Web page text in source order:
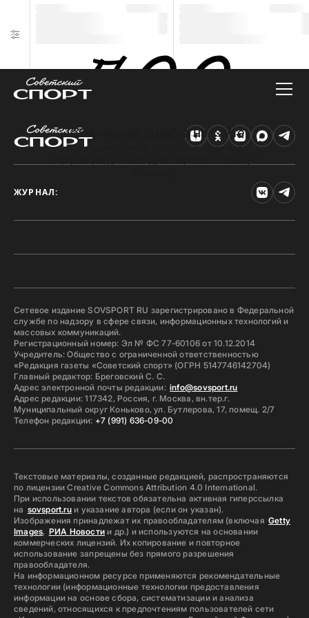
Техническая ошибка на сайте
Произошла ошибка. Чтобы найти нужную
ЖУРНАЛ:
Сетевое издание SOVSPORT RU зарегистрировано в Федеральной
службе по надзору в сфере связи, информационных технологий и
массовых коммуникаций.
Регистрационный номер: Эл № ФС 77-60106 от 10.12.2014
Учредитель: Общество с ограниченной ответственностью
«Редакция газеты «Советский спорт» (ОГРН 5147746142704)
Главный редактор: Бреговский С. С.
Адрес электронной почты редакции: info@sovsport.ru
Адрес редакции: 117342, Россия, г. Москва, вн.тер.г.
Муниципальный округ Коньково, ул. Бутлерова, 17, помещ. 2/7
Телефон редакции: +7 (991) 636-09-00
Текстовые материалы, созданные редакцией, распространяются
по лицензии Creative Commons Attribution 4.0 International.
При использовании текстов обязательна активная гиперссылка
на sovsport.ruи указание автора (если он указан).
Изображения принадлежат их правообладателям (включая Getty
Images, РИА Новостии др.) и используются на основании
коммерческих лицензий. Их копирование и повторное
использование запрещены без прямого разрешения
правообладателя.
На информационном ресурсе применяются рекомендательные
технологии (информационные технологии предоставления
информации на основе сбора, систематизации и анализа
сведений, относящихся к предпочтениям пользователей сети